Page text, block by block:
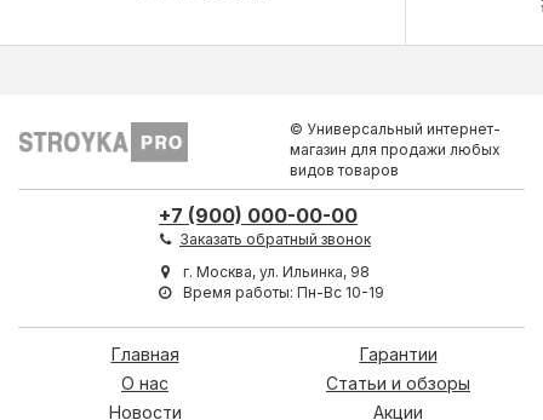
© Универсальный интернет-
магазин для продажи любых
видов товаров
+7 (900) 000-00-00
Заказать обратный звонок
г. Москва, ул. Ильинка, 98
Время работы: Пн-Вс 10-19
Главная
О нас
Новости
Гарантии
Статьи и обзоры
Акции